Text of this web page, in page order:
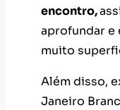
encontro,
aprofundar e
muito
Além disso,
Janeiro